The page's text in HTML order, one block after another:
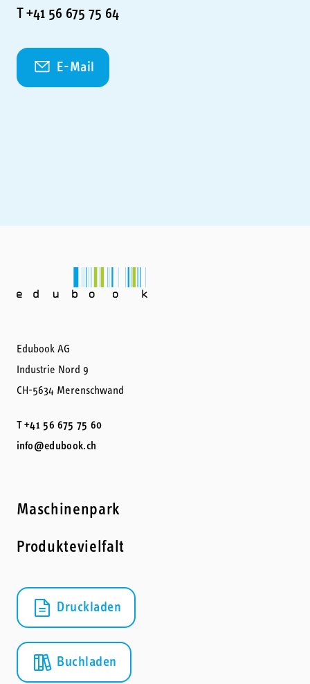
T +41 56 675 75 64
E-Mail
Edubook AG
Industrie Nord 9
CH-5634 Merenschwand
T +41 56 675 75 60
info@edubook.ch
Maschinenpark
Produktevielfalt
Druckladen
Buchladen